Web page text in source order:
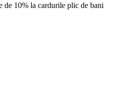
de 10% la cardurile plic de bani